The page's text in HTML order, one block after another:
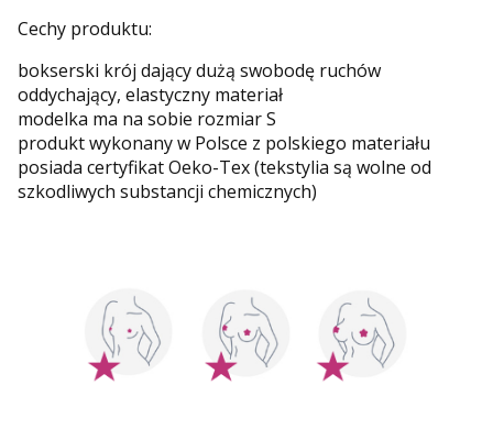
Cechy produktu:
bokserski krój dający dużą swobodę ruchów
oddychający, elastyczny materiał
modelka ma na sobie rozmiar S
produkt wykonany w Polsce z polskiego materiału
posiada certyfikat Oeko-Tex (tekstylia są wolne od
szkodliwych substancji chemicznych)